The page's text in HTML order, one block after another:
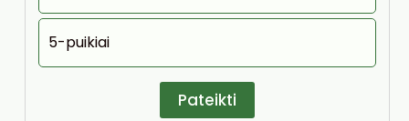
5-puikiai